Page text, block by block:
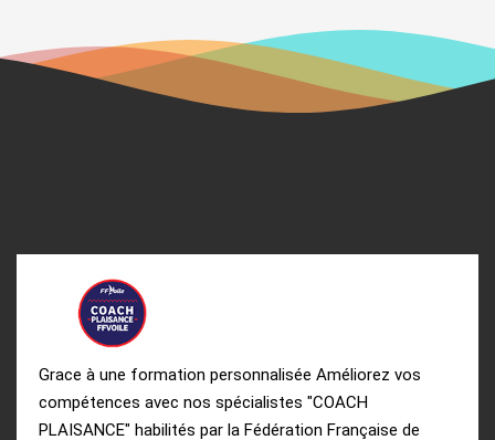
Grace à une formation personnalisée Améliorez vos
compétences avec nos spécialistes "COACH
PLAISANCE" habilités par la Fédération Française de